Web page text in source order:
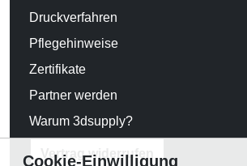
Druckverfahren
Pflegehinweise
Zertifikate
Partner werden
Warum 3dsupply?
Vertrag widerrufen
Cookie-Einwilligung